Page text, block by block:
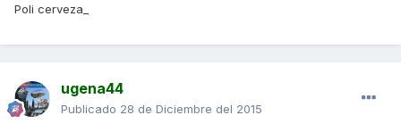
Poli cerveza_
ugena44
Publicado 28 de Diciembre del 2015